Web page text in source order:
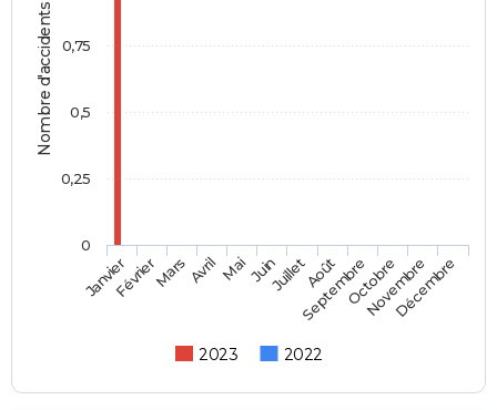
Nombre d'accidents
2023 2022
JanvierFévrierMars AvrilMaiJuinJuilletAoût
SeptembreOctobre
Novembre
Décembre
0
0,25
0,5
0,75